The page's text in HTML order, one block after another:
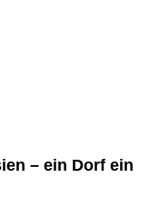
– ein Dorf ein